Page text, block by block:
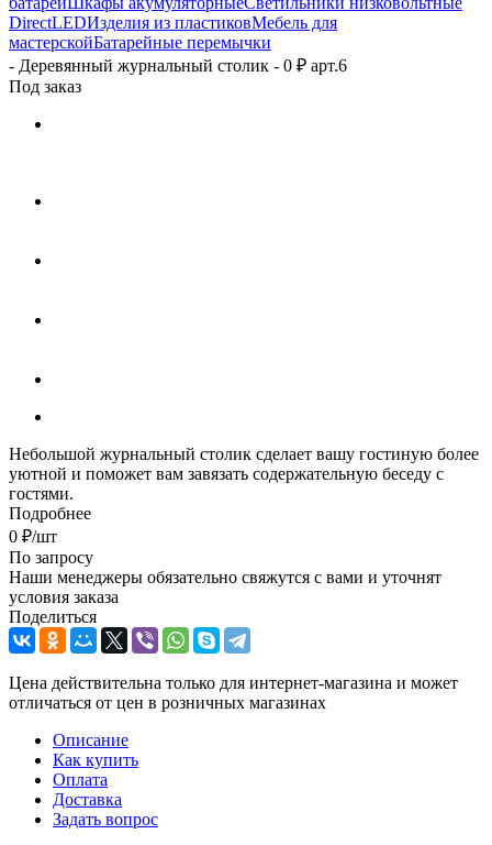
DirectLEDИзделия из пластиковМебель для
мастерскойБатарейные перемычки
- Деревянный журнальный столик - 0 ₽ арт.6
Под заказ
Небольшой журнальный столик сделает вашу гостиную более
уютной и поможет вам завязать содержательную беседу с
гостями.
Подробнее
0 ₽/шт
По запросу
Наши менеджеры обязательно свяжутся с вами и уточнят
условия заказа
Поделиться
Цена действительна только для интернет-магазина и может
отличаться от цен в розничных магазинах
Описание
Как купить
Оплата
Доставка
Задать вопрос